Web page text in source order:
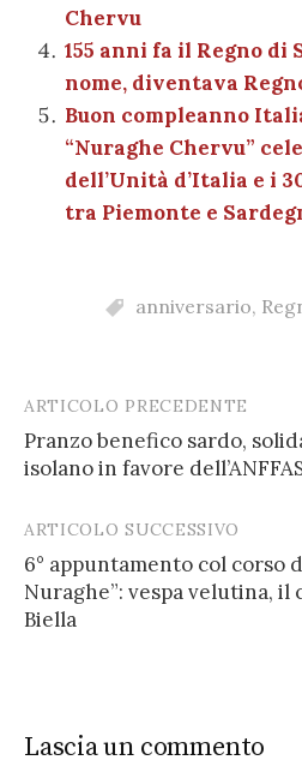
Chervu
155 anni fa il Regno di
nome, diventava
Buon compleanno
“Nuraghe Chervu”
dell’Unità d’Italia e i
tra Piemonte e
anniversario,
Post
navigation
ARTICOLO PRECEDENTE
Pranzo benefico sardo,
isolano in favore
ARTICOLO SUCCESSIVO
6° appuntamento col corso
Nuraghe”: vespa velutina, il
Biella
Lascia un commento